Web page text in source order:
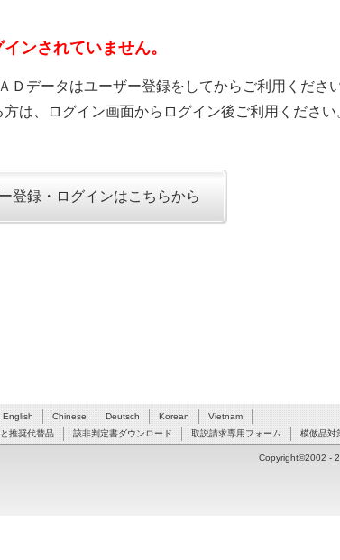
インされていません。
Ｄデータはユーザー登録をしてからご利用ください
は、ログイン画面からログイン後ご利用ください
登録・ログインはこちらから
English Chinese Deutsch Korean
Vietnam
推奨代替品 該非判定書ダウンロード 取説請求専用フォーム 模倣品対
Copyright©2002 -